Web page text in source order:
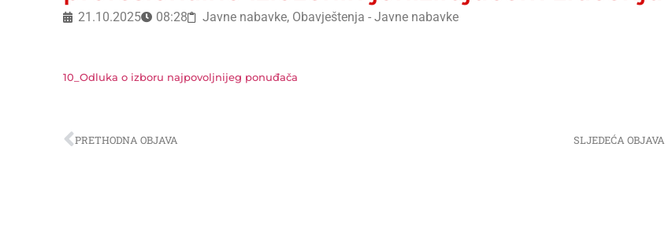
21.10.2025 08:28 Javne nabavke, Obavještenja - Javne nabavke
10_Odluka o izboru najpovoljnijeg ponuđača
PRETHODNA OBJAVA SLJEDEĆA OBJAVA